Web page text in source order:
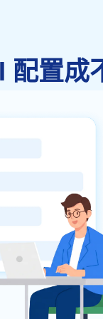
配置成